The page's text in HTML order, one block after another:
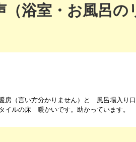
浴室・お風呂の
（言い方分かりません）と 風呂場入り
ルの床 暖かいです。助かっています。